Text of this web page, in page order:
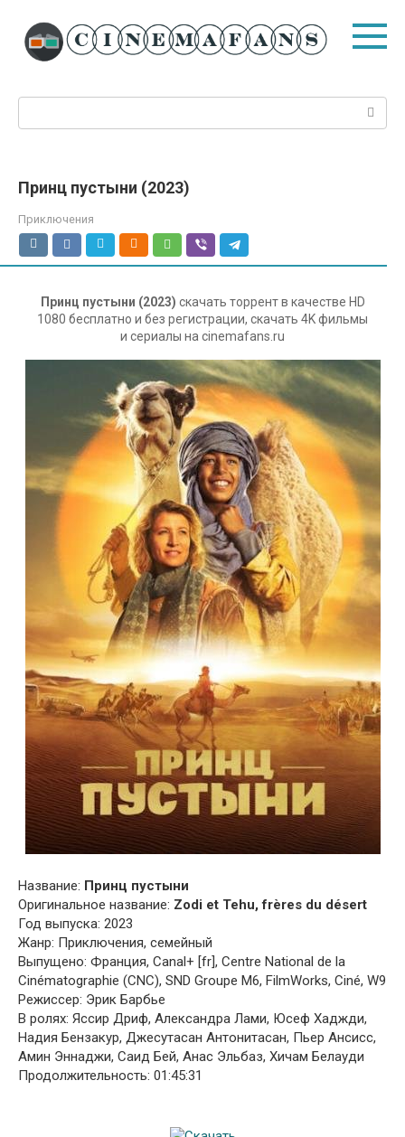
контенту
Принц пустыни (2023)
Приключения
Принц пустыни (2023) скачать торрент в качестве HD
1080 бесплатно и без регистрации, скачать 4K фильмы
и сериалы на cinemafans.ru
Название: Принц пустыни
Оригинальное название: Zodi et Tehu, frères du désert
Год выпуска: 2023
Жанр: Приключения, семейный
Выпущено: Франция, Canal+ [fr], Centre National de la
Cinématographie (CNC), SND Groupe M6, FilmWorks, Ciné, W9
Режиссер: Эрик Барбье
В ролях: Яссир Дриф, Александра Лами, Юсеф Хаджди,
Надия Бензакур, Джесутасан Антонитасан, Пьер Ансисс,
Амин Эннаджи, Саид Бей, Анас Эльбаз, Хичам Белауди
Продолжительность: 01:45:31